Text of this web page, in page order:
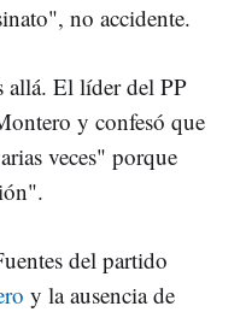
no accidente.
allá. El líder del PP
y confesó que
veces" porque
del partido
y la ausencia de